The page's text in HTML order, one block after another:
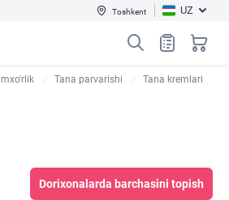
Toshkent UZ
Tana parvarishi Tana kremlari
Dorixonalarda barchasini topish